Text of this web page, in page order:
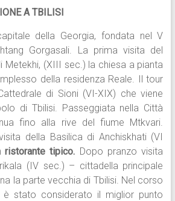
A TBILISI
della Georgia, fondata nel V
Gorgasali. La prima visita del
Metekhi, (XIII sec.) la chiesa a pianta
della residenza Reale. Il tour
di Sioni (VI-XIX) che viene
di Tbilisi. Passeggiata nella Città
fino alla rive del fiume Mtkvari.
della Basilica di Anchiskhati (VI
ristorante tipico. Dopo pranzo visita
(IV sec.) – cittadella principale
la parte vecchia di Tbilisi. Nel corso
è stato considerato il miglior punto